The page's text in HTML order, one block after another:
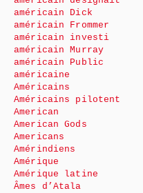
américain Dick
américain Frommer
américain investi
américain Murray
américain Public
américaine
Américains
Américains pilotent
American
American Gods
Americans
Amérindiens
Amérique
Amérique latine
Âmes d’Atala